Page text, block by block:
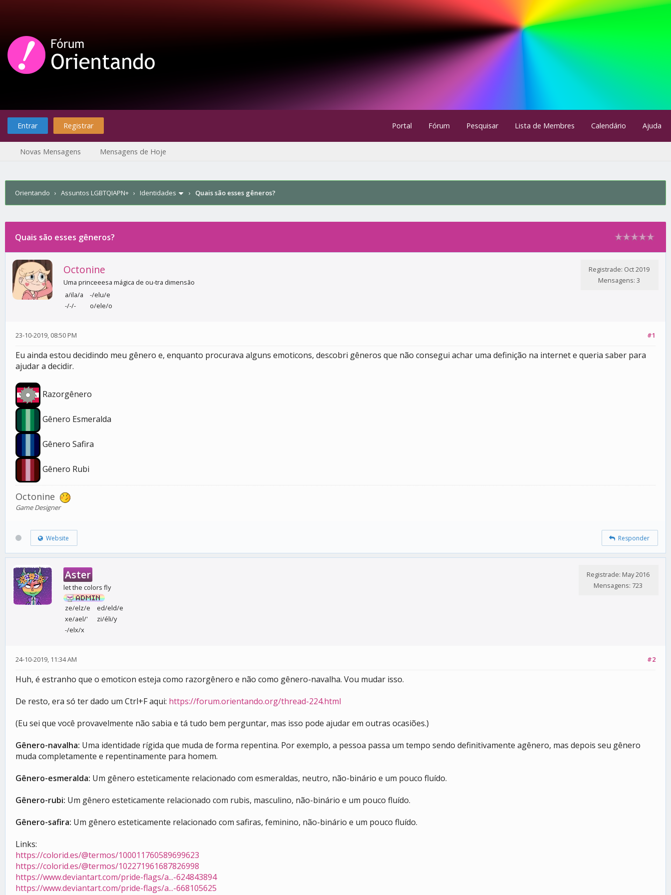
Entrar Registrar Portal Fórum Pesquisar Lista de Membres Calendário Ajuda
Novas Mensagens Mensagens de Hoje
Orientando › Assuntos LGBTQIAPN+ › Identidades › Quais são esses gêneros?
Quais são esses gêneros?
Octonine
Uma princeeesa mágica de ou-tra dimensão
a/ila/a
-/elu/e
-/-/-
o/ele/o
Registrade: Oct 2019
Mensagens: 3
#1
23-10-2019, 08:50 PM
Eu ainda estou decidindo meu gênero e, enquanto procurava alguns emoticons, descobri gêneros que não consegui achar uma definição na internet e queria saber para
ajudar a decidir.
Razorgênero
Gênero Esmeralda
Gênero Safira
Gênero Rubi
Octonine
Game Designer
Website Responder
Aster
let the colors fly
ze/elz/e
ed/eld/e
xe/ael/'
zi/éli/y
-/elx/x
Registrade: May 2016
Mensagens: 723
#2
24-10-2019, 11:34 AM
Huh, é estranho que o emoticon esteja como razorgênero e não como gênero-navalha. Vou mudar isso.
De resto, era só ter dado um Ctrl+F aqui: https://forum.orientando.org/thread-224.html
(Eu sei que você provavelmente não sabia e tá tudo bem perguntar, mas isso pode ajudar em outras ocasiões.)
Gênero-navalha: Uma identidade rígida que muda de forma repentina. Por exemplo, a pessoa passa um tempo sendo definitivamente agênero, mas depois seu gênero
muda completamente e repentinamente para homem.
Gênero-esmeralda: Um gênero esteticamente relacionado com esmeraldas, neutro, não-binário e um pouco fluído.
Gênero-rubi: Um gênero esteticamente relacionado com rubis, masculino, não-binário e um pouco fluído.
Gênero-safira: Um gênero esteticamente relacionado com safiras, feminino, não-binário e um pouco fluído.
Links:
https://colorid.es/@termos/100011760589699623
https://colorid.es/@termos/102271961687826998
https://www.deviantart.com/pride-flags/a...-624843894
https://www.deviantart.com/pride-flags/a...-668105625